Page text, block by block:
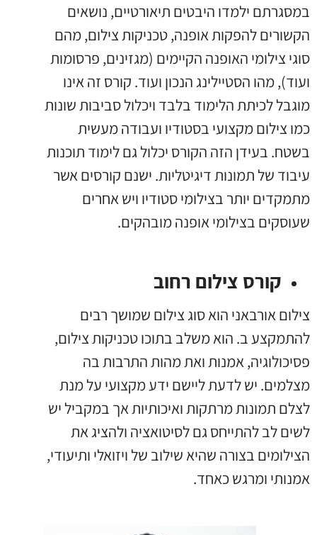
במסגרתם ילמדו היבטים תיאורטיים, נושאים
הקשורים להפקות אופנה, טכניקות צילום, מהם
סוגי צילומי האופנה הקיימים (מגזינים, פרסומות
ועוד), מהו הסטיילינג הנכון ועוד. קורס זה אינו
מוגבל לכיתת הלימוד בלבד ויכלול סביבות שונות
כמו צילום מקצועי בסטודיו ועבודה מעשית
בשטח. בעידן הזה הקורס יכלול גם לימוד תוכנות
עיבוד של תמונות דיגיטליות. ישנם קורסים אשר
מתמקדים יותר בצילומי סטודיו ויש אחרים
שעוסקים בצילומי אופנה מובהקים.
קורס צילום רחוב
צילום אורבאני הוא סוג צילום שמושך רבים
להתמקצע ב. הוא משלב בתוכו טכניקות צילום,
פסיכולוגיה, אמנות ואת מהות התרבות בה
מצלמים. יש לדעת ליישם ידע מקצועי על מנת
לצלם תמונות מרתקות ואיכותיות אך במקביל יש
לשים לב להתייחס גם לסיטואציה ולהציג את
הצילומים בצורה שהיא שילוב של ויזואלי ותיעודי,
אמנותי ומרגש כאחד.